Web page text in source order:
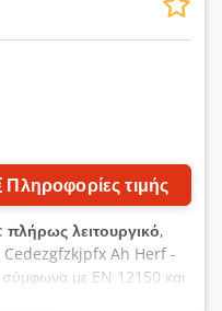
Ταχύτητα θέρμανσης:
60 K/h Αριθμός
Τιμές αναφοράς για
2,0 bar Μέγιστη
Σύνθεση:
m³(n)/h
50 Hz Απαιτούμενη
Πληροφορίες τιμής
πλήρως λειτουργικό,
Cedezgfzkjpfx Ah Herf -
με EN 12150 και
σύμφωνα με EN 12150